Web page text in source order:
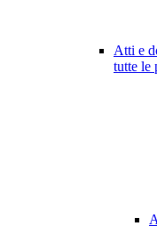
Atti e
tutte le